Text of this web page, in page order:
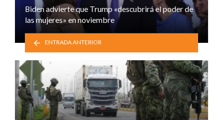
Biden advierte que Trump «descubrirá el poder de
las mujeres» en noviembre
ENTRADA ANTERIOR